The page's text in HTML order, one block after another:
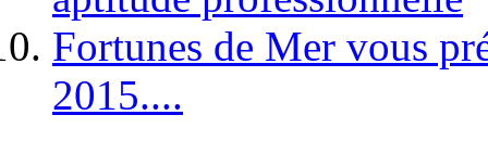
Fortunes de Mer vous
2015....